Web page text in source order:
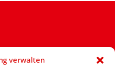
verwalten
ist der SPD Ortsverein